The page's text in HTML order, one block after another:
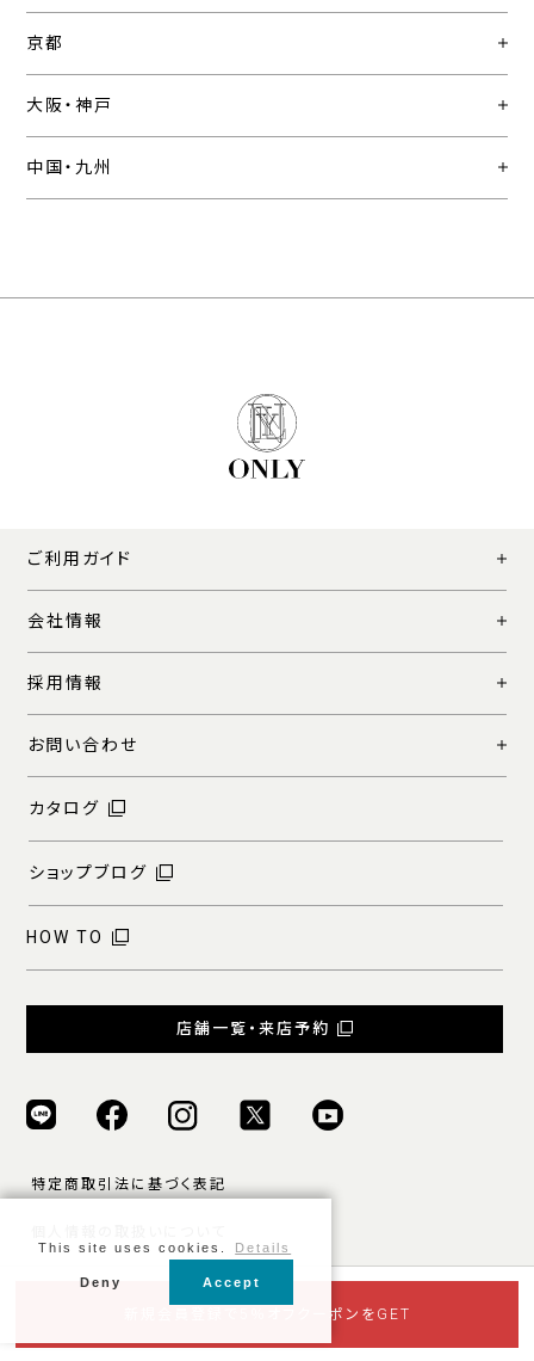
新規会員登録で5％オフクーポンをGET
京都
大阪・神戸
中国・九州
ご利用ガイド
会社情報
採用情報
お問い合わせ
カタログ
ショップブログ
HOW TO
店舗一覧・来店予約
特定商取引法に基づく表記
ご利用規約
This site uses cookies. Details
Deny Accept